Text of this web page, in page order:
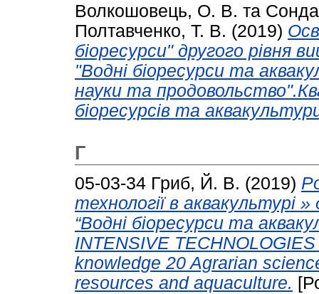
Волкошовець, О. В. та
Полтавченко, Т. В. (2019)
біоресурси" другого рівня
"Водні біоресурси та
науки та
біоресурсів та
Г
05-03-34 Гриб, Й. В. (2019)
технології в аквакультурі
“Водні біоресурси та
INTENSIVE
knowledge 20 Agrarian
resources and aquaculture.